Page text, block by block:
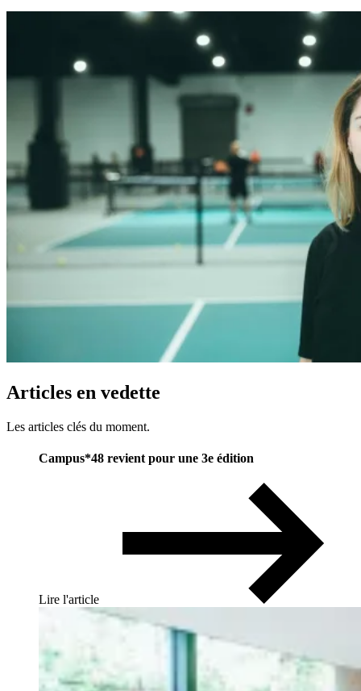
Articles en vedette
Les articles clés du moment.
Campus*48 revient pour une 3e édition
Lire l'article